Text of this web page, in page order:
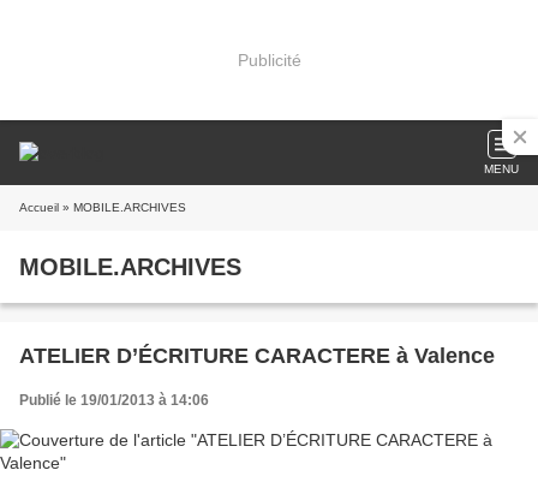
Publicité
MENU
Accueil » MOBILE.ARCHIVES
MOBILE.ARCHIVES
ATELIER D’ÉCRITURE CARACTERE à Valence
Publié le 19/01/2013 à 14:06